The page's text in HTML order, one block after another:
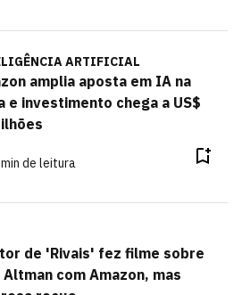
ARTIFICIAL
amplia aposta em IA na
e investimento chega a US$
de leitura
de 'Rivais' fez filme sobre
Altman com Amazon, mas